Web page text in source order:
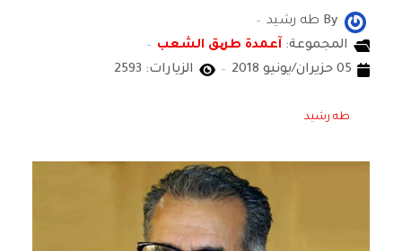
By طه رشيد
المجموعة: آعمدة طریق الشعب
05 حزيران/يونيو 2018
الزيارات: 2593
طه رشيد